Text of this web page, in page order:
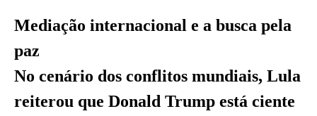
Mediação internacional e a busca pela
paz
No cenário dos conflitos mundiais, Lula
reiterou que Donald Trump está ciente